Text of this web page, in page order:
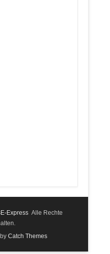
Express Alle Rechte
Catch Themes